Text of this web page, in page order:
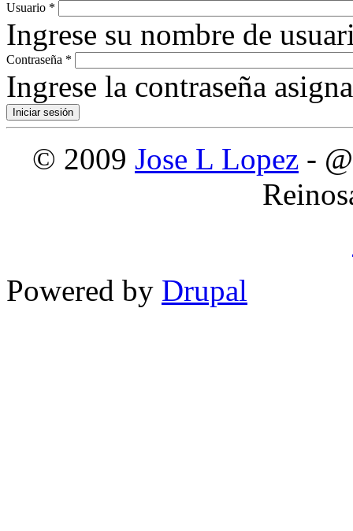
Usuario *
Ingrese su nombre de
Contraseña *
Ingrese la contraseña
© 2009 Jose L Lopez -
Powered by Drupal